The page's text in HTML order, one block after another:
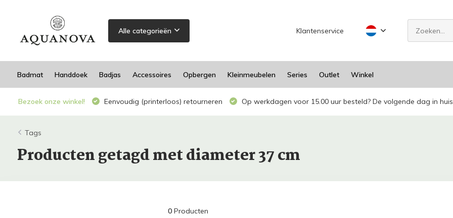
Alle categorieën Klantenservice
Badmat Handdoek Badjas Accessoires Opbergen Kleinmeubelen Series Outlet Winkel
Bezoek onze winkel! Eenvoudig (printerloos) retourneren Op werkdagen voor 15.00 uur besteld? De volgende dag in
Tags
Producten getagd met diameter 37 cm
0Producten